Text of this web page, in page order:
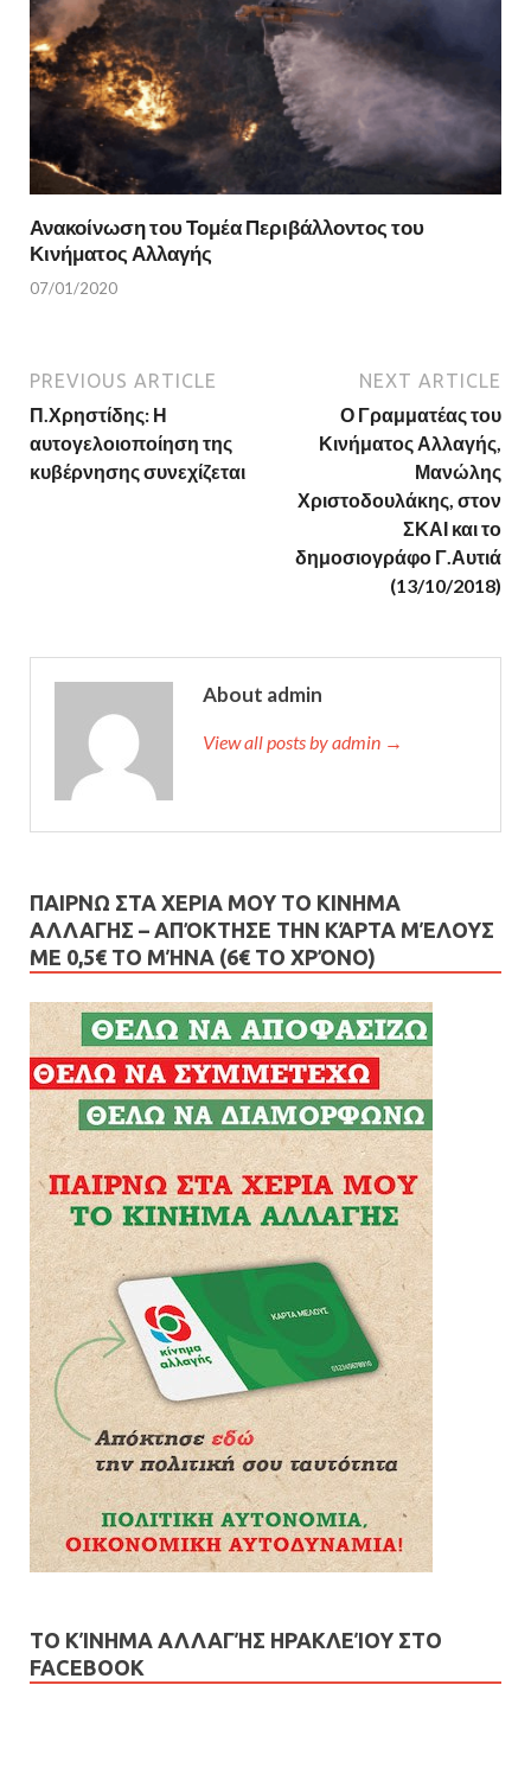
Ανακοίνωση του Τομέα Περιβάλλοντος του
Κινήματος Αλλαγής
07/01/2020
PREVIOUS ARTICLE
Π.Χρηστίδης: Η
αυτογελοιοποίηση της
κυβέρνησης συνεχίζεται
NEXT ARTICLE
Ο Γραμματέας του
Κινήματος Αλλαγής,
Μανώλης
Χριστοδουλάκης, στον
ΣΚΑΙ και το
δημοσιογράφο Γ.Αυτιά
(13/10/2018)
About admin
View all posts by admin →
ΠΑΙΡΝΩ ΣΤΑ ΧΕΡΙΑ ΜΟΥ ΤΟ ΚΙΝΗΜΑ
ΑΛΛΑΓΗΣ – AΠΌΚΤΗΣΕ ΤΗΝ ΚΆΡΤΑ ΜΈΛΟΥΣ
ΜΕ 0,5€ ΤΟ ΜΉΝΑ (6€ ΤΟ ΧΡΌΝΟ)
ΤΟ ΚΊΝΗΜΑ ΑΛΛΑΓΉΣ ΗΡΑΚΛΕΊΟΥ ΣΤΟ
FACEBOOK